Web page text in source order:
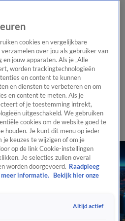
Het beste van Hart
Tip de
WeerTip de redactiePanelVideo's
cookies en vergelijkbare
over jou als gebruiker van
en jouw apparaten. Als je „Alle
worden trackingtechnologieën
en content te kunnen
en diensten te verbeteren en om
en content te meten. Als je
of je toestemming intrekt,
uitgeschakeld. We gebruiken
cookies om de website goed te
houden. Je kunt dit menu op ieder
je keuzes te wijzigen of om je
op de link Cookie-instellingen
Je selecties zullen overal
worden doorgevoerd. Raadpleeg
informatie.
Bekijk hier onze
Altijd actief